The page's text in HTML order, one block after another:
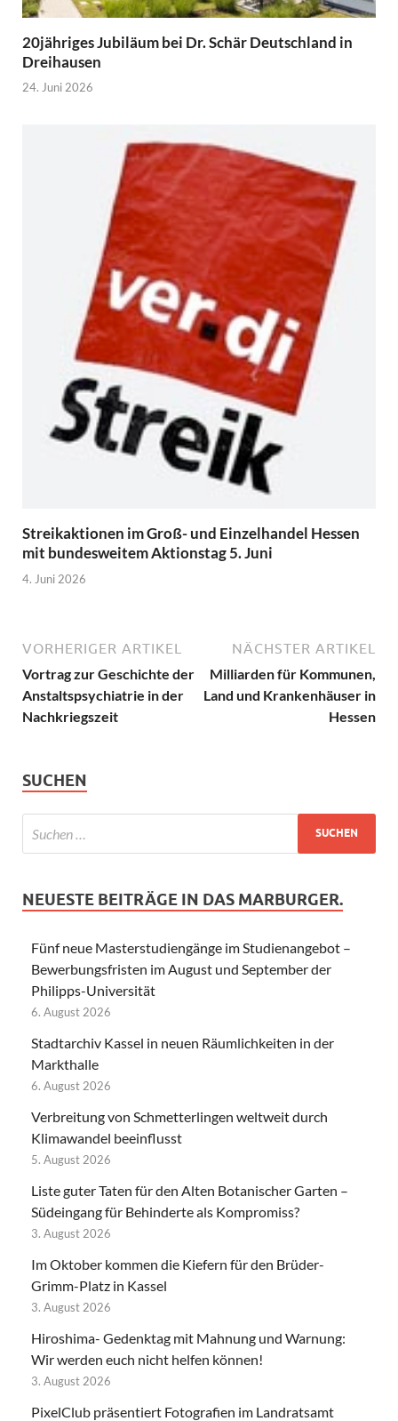
20jähriges Jubiläum bei Dr. Schär Deutschland in
Dreihausen
24. Juni 2026
Streikaktionen im Groß- und Einzelhandel Hessen
mit bundesweitem Aktionstag 5. Juni
4. Juni 2026
VORHERIGER ARTIKEL
Vortrag zur Geschichte der
Anstaltspsychiatrie in der
Nachkriegszeit
NÄCHSTER ARTIKEL
Milliarden für Kommunen,
Land und Krankenhäuser in
Hessen
SUCHEN
NEUESTE BEITRÄGE IN DAS MARBURGER.
Fünf neue Masterstudiengänge im Studienangebot –
Bewerbungsfristen im August und September der
Philipps-Universität
6. August 2026
Stadtarchiv Kassel in neuen Räumlichkeiten in der
Markthalle
6. August 2026
Verbreitung von Schmetterlingen weltweit durch
Klimawandel beeinflusst
5. August 2026
Liste guter Taten für den Alten Botanischer Garten –
Südeingang für Behinderte als Kompromiss?
3. August 2026
Im Oktober kommen die Kiefern für den Brüder-
Grimm-Platz in Kassel
3. August 2026
Hiroshima- Gedenktag mit Mahnung und Warnung:
Wir werden euch nicht helfen können!
3. August 2026
PixelClub präsentiert Fotografien im Landratsamt